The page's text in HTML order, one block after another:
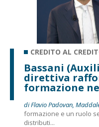
CREDITO AL
Bassani
direttiva
formazione
di Flavio Padovan,
formazione e un ruolo
distributi...